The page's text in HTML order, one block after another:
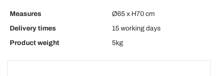
Measures
Ø65 x H70 cm
Delivery times
15 working days
Product weight
5kg